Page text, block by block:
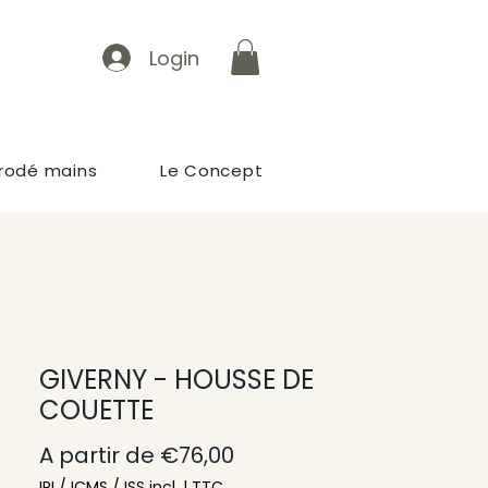
Login
mains Le Concept
GIVERNY - HOUSSE DE
COUETTE
A partir de €76,00